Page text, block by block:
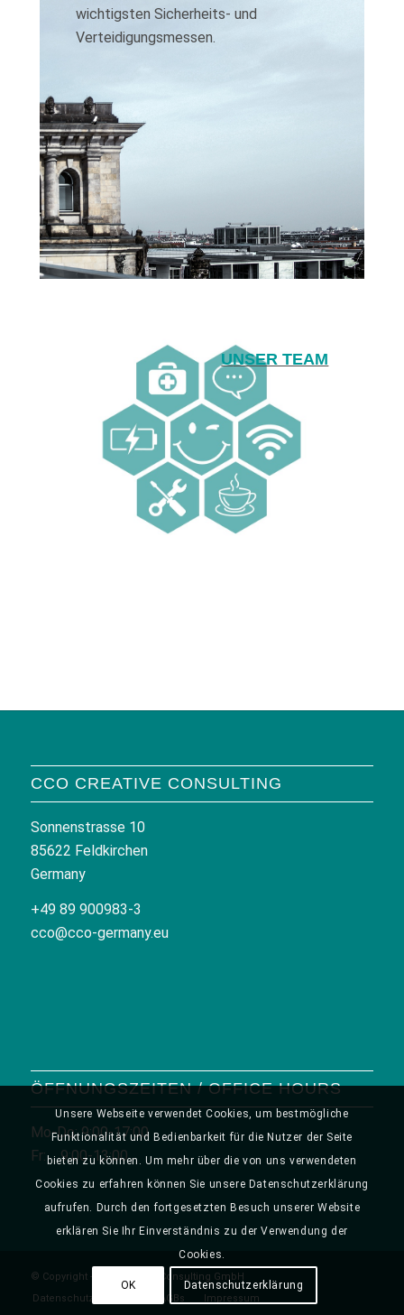
wichtigsten Sicherheits- und
Verteidigungsmessen.
UNSER TEAM
CCO CREATIVE CONSULTING
Sonnenstrasse 10
85622 Feldkirchen
Germany
+49 89 900983-3
cco@cco-germany.eu
ÖFFNUNGSZEITEN / OFFICE HOURS
Mo-Do: 9:00-17:00
Fr: 9:00-13:00
© Copyright - CCO Creative Consulting GmbH
Datenschutzerklärung
AGBs Impressum
Unsere Webseite verwendet Cookies, um bestmögliche
Funktionalität und Bedienbarkeit für die Nutzer der Seite
bieten zu können. Um mehr über die von uns verwendeten
Cookies zu erfahren können Sie unsere Datenschutzerklärung
aufrufen. Durch den fortgesetzten Besuch unserer Website
erklären Sie Ihr Einverständnis zu der Verwendung der
Cookies.
OK Datenschutzerklärung